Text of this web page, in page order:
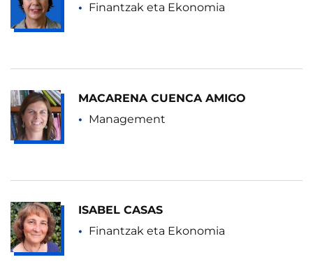
Finantzak eta Ekonomia
MACARENA CUENCA AMIGO
Management
ISABEL CASAS
Finantzak eta Ekonomia